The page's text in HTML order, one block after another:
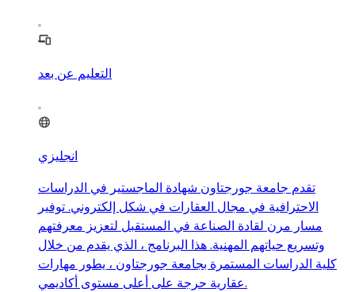
التعليم عن بعد
انجليزي
تقدم جامعة جورجتاون شهادة الماجستير في الدراسات
الاحترافية في مجال العقارات في شكل إلكتروني. توفير
مسار مرن لقادة الصناعة في المستقبل لتعزيز معرفتهم
وتسريع حياتهم المهنية. هذا البرنامج ، الذي يقدم من خلال
كلية الدراسات المستمرة بجامعة جورجتاون ، يطور مهارات
عقارية حرجة على أعلى مستوى أكاديمي.